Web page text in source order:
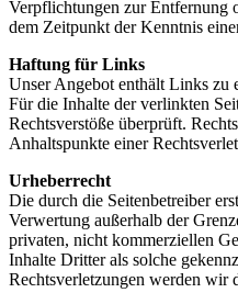
Verpflichtungen zur Entfernung
dem Zeitpunkt der Kenntnis
Haftung für Links
Unser Angebot enthält Links zu
Für die Inhalte der verlinkten
Rechtsverstöße überprüft.
Anhaltspunkte einer
Urheberrecht
Die durch die Seitenbetreiber
Verwertung außerhalb der
privaten, nicht kommerziellen
Inhalte Dritter als solche
Rechtsverletzungen werden wir